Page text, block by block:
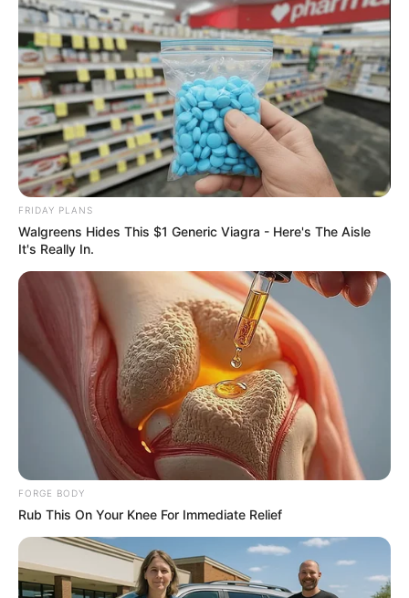
The Monster Snake That Makes Anacondas Look
Tiny!
BRAINBERRIES
Macaulay Culkin's Own Version Of The New ‘Home
BRAINBERRIES
FRIDAY PLANS
Walgreens Hides This $1 Generic Viagra - Here's The Aisle
It's Really In.
FORGE BODY
Rub This On Your Knee For Immediate Relief